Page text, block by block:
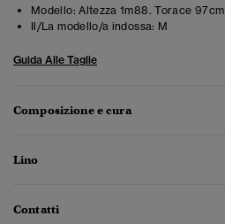
Modello: Altezza 1m88. Torace 97cm
Il/La modello/a indossa: M
Guida Alle Taglie
Composizione e cura
Lino
Contatti